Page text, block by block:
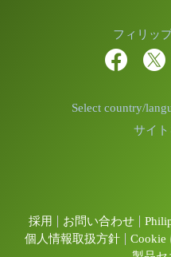
フィリッ
Select country/
サイ
採用 お問い合わせ
個人情報取扱方針
Cookie